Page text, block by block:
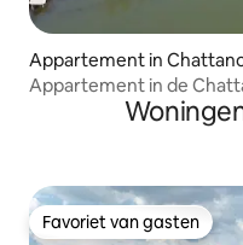
Appartement in
Appartement in de
Favoriet van gasten
Favoriet van gasten